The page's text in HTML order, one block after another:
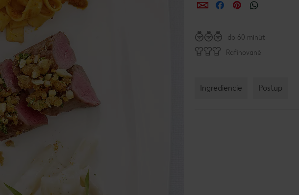
ZdieľaťZdieľaťZdieľať
do 60 minút
Rafinované
Ingrediencie Postup